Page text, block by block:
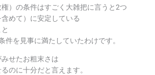
）の条件はすごく大雑把に言うと2つ
めて）に安定している
件を見事に満たしていたわけです。
せたお粗末さは
のに十分だと言えます。